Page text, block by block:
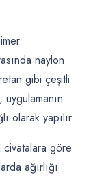
naylon
gibi çeşitli
olarak yapılır.
civatalara göre
ağırlığı